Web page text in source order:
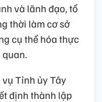
và lãnh đạo, tổ
thời làm cơ sở
cụ thể hóa thực
Tỉnh ủy Tây
định thành lập